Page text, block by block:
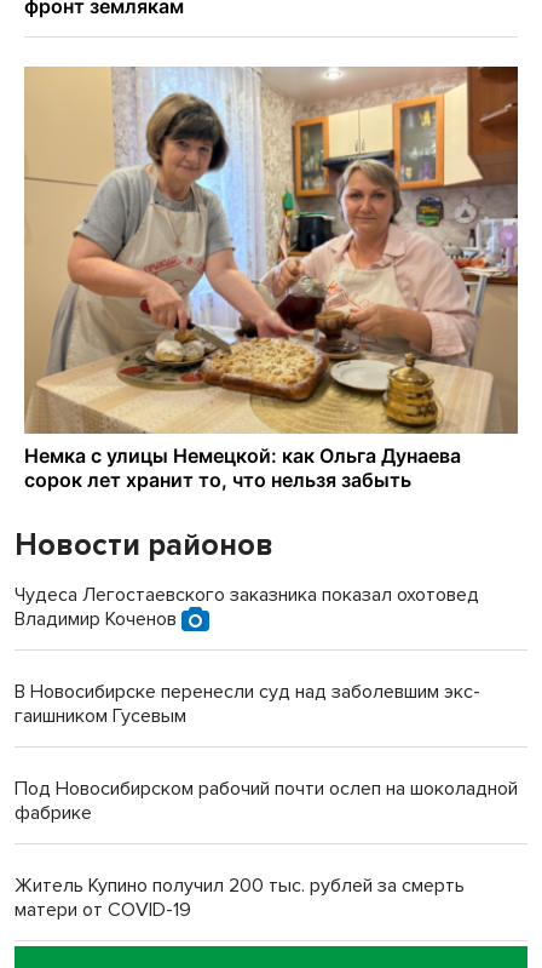
Новости районов
Чудеса Легостаевского заказника показал охотовед
Владимир Коченов
В Новосибирске перенесли суд над заболевшим экс-
гаишником Гусевым
Под Новосибирском рабочий почти ослеп на шоколадной
фабрике
Житель Купино получил 200 тыс. рублей за смерть
матери от COVID-19